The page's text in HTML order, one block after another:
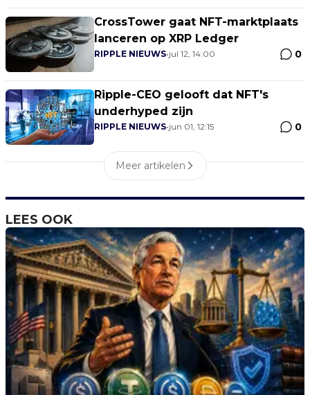
CrossTower gaat NFT-marktplaats
lanceren op XRP Ledger
RIPPLE NIEUWS•jul 12, 14:00 0
Ripple-CEO gelooft dat NFT's
underhyped zijn
RIPPLE NIEUWS•jun 01, 12:15 0
Meer artikelen
LEES OOK